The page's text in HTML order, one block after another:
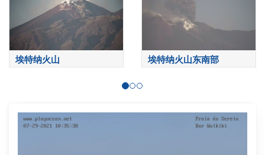
埃特纳火山 埃特纳火山东南部